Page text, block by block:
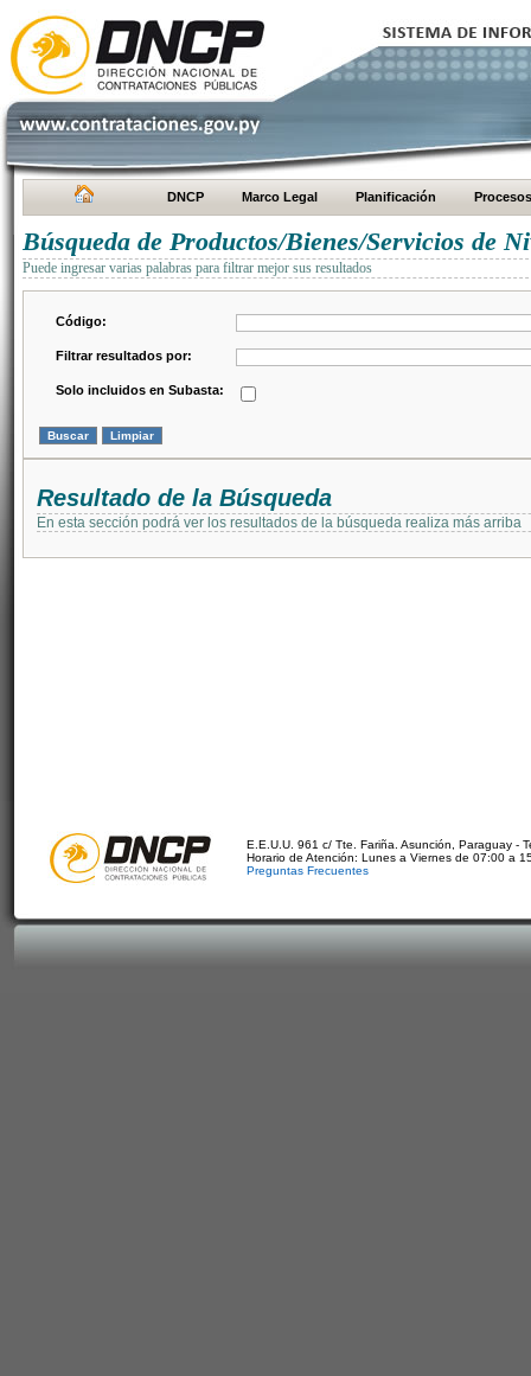
DNCP Marco Legal Planificación Procesos
Búsqueda de Productos/Bienes/Servicios de
Puede ingresar varias palabras para filtrar mejor sus resultados
Código:
Filtrar resultados por:
Solo incluidos en Subasta:
Resultado de la Búsqueda
En esta sección podrá ver los resultados de la búsqueda realiza más arriba
E.E.U.U. 961 c/ Tte. Fariña. Asunción, Paraguay -
Horario de Atención: Lunes a Viernes de 07:00 a
Preguntas Frecuentes